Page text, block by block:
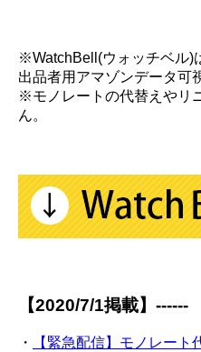
※WatchBell(ウォッチベル)
出品者用アマゾンデータ可
※モノレートの代替えやリ
ん。
【2020/7/1掲載】------
・
【緊急配信】モノレート